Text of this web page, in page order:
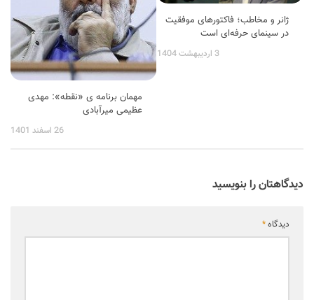
مهمان برنامه ی «نقطه»: مهدی
عظیمی میرآبادی
26 اسفند 1401
ژانر و مخاطب؛ فاکتورهای موفقیت
در سینمای حرفه‌ای است
3 اردیبهشت 1404
دیدگاهتان را بنویسید
دیدگاه*